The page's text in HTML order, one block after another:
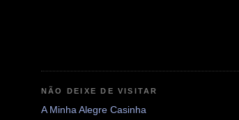
NÃO DEIXE DE VISITAR
A Minha Alegre Casinha